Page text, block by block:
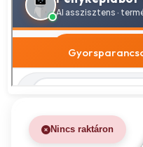
Nincs raktáron